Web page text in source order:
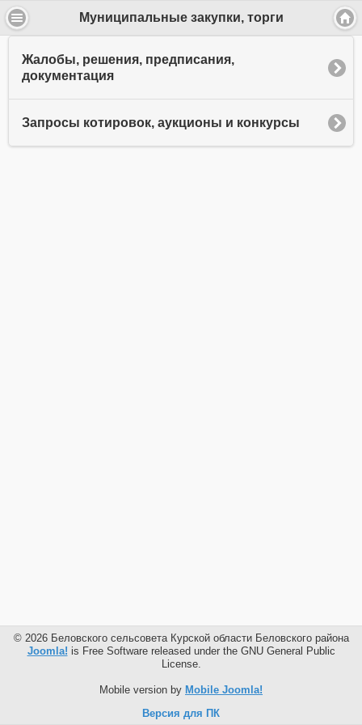
Муниципальные закупки, торги
Жалобы, решения, предписания,
документация
Запросы котировок, аукционы и конкурсы
© 2026 Беловского сельсовета Курской области Беловского района
Joomla! is Free Software released under the GNU General Public
License.
Mobile version by Mobile Joomla!
Версия для ПК